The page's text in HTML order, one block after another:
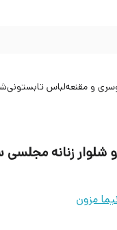
و مقنعهلباس تابستونی
زنانه مجلسی
مزون